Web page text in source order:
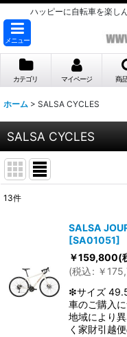
ハッピーに自転車を楽し
メニュー
カテゴリ マイページ 商
ホーム > SALSA CYCLES
SALSA CYCLES
13件
SALSA
[SA01051]
￥159,800(
(税込: ￥
❇サイズ
車のご購入
地域により
く家財引越